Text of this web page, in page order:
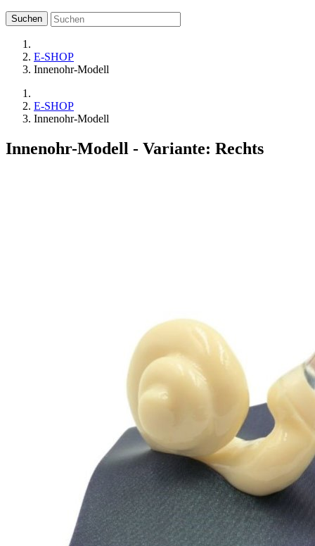
Suchen
E-SHOP
Innenohr-Modell
E-SHOP
Innenohr-Modell
Innenohr-Modell - Variante: Rechts